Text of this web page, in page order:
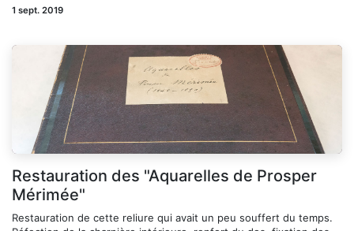
1 sept. 2019
Restauration des "Aquarelles de Prosper
Mérimée"
Restauration de cette reliure qui avait un peu souffert du temps.